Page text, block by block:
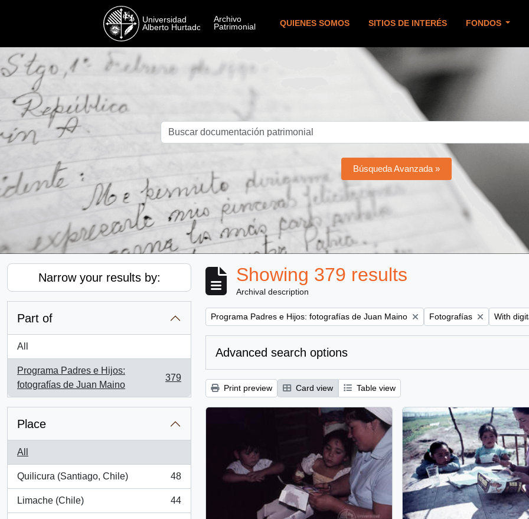
QUIENES SOMOS SITIOS DE INTERÉS FONDOS
Búsqueda Avanzada »
Narrow your results by:
Part of
All
Programa Padres e Hijos:
fotografías de Juan Maino
, 379 results
379
Place
All
Quilicura (Santiago, Chile)
, 48 results
48
Limache (Chile)
, 44 results
44
Showing 379 results
Archival description
Remove filter:
Programa Padres e Hijos: fotografías de Juan Maino Remove filter:
Fotografías Remove
With
Advanced search options
Print preview Card view Table view